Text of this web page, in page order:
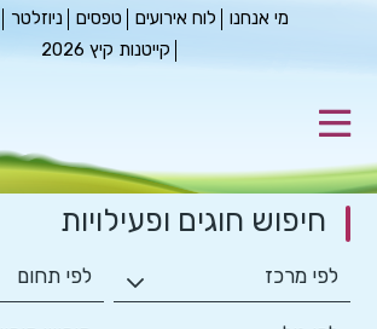
מי אנחנו לוח אירועים טפסים ניוזלטר
קייטנות קיץ 2026
חיפוש חוגים ופעילויות